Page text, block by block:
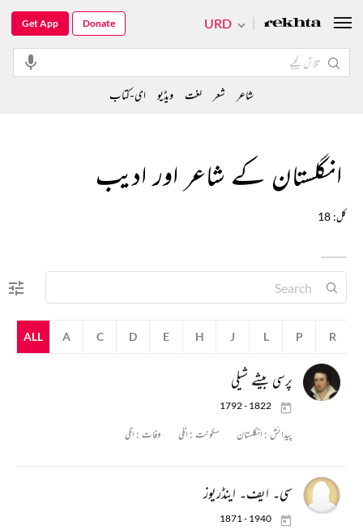
انگلستان کے شاعر اور ادیب
کل: 18
ALL A C D E H J L P R
پرسی بیشے شیلی
1792 - 1822
پیدائش : انگلستان سکونت : اٹلی وفات : اٹلی
سی۔ ایف۔ اینڈریوز
1871 - 1940
URD
Get App Donate
شاعر شعر لغت ویڈیو ای-کتاب